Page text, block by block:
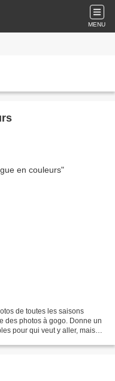
MENU
de toutes les saisons
des photos à gogo. Donne un
pour qui veut y aller, mais